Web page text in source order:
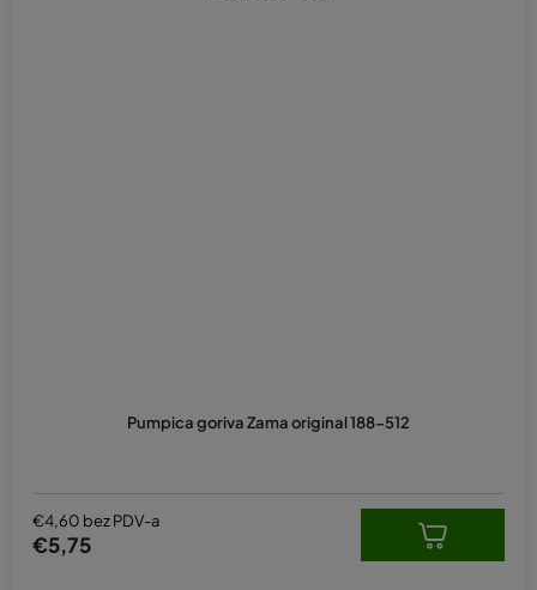
Pumpica goriva Zama original 188-512
€4,60 bez PDV-a
€5,75